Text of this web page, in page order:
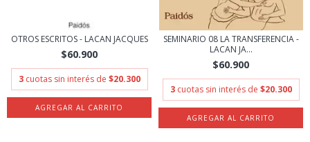
OTROS ESCRITOS - LACAN JACQUES
$60.900
3 cuotas sin interés de $20.300
SEMINARIO 08 LA TRANSFERENCIA -
LACAN JA...
$60.900
3 cuotas sin interés de $20.300